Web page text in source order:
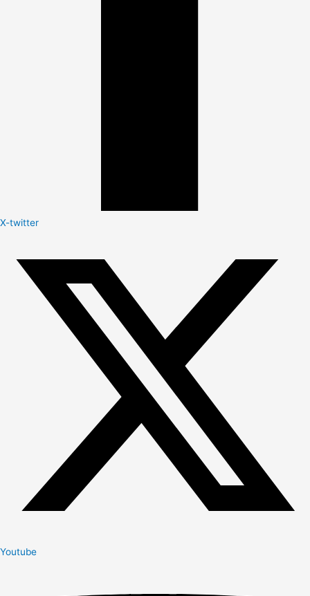
X-twitter
Youtube